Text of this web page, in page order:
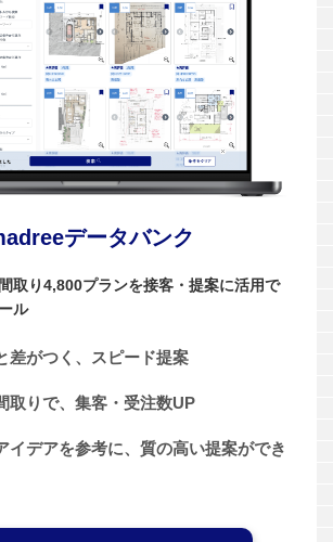
データバンク
取り4,800プランを接客・提案に活用で
ル
差がつく、スピード提案
取りで、集客・受注数UP
イデアを参考に、質の高い提案ができ